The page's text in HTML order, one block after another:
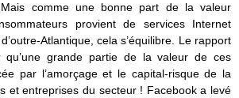
comme une bonne part de la valeur
provient de services Internet
Atlantique, cela s’équilibre. Le rapport
qu’une grande partie de la valeur de ces
par l’amorçage et le capital-risque de la
et entreprises du secteur ! Facebook a levé